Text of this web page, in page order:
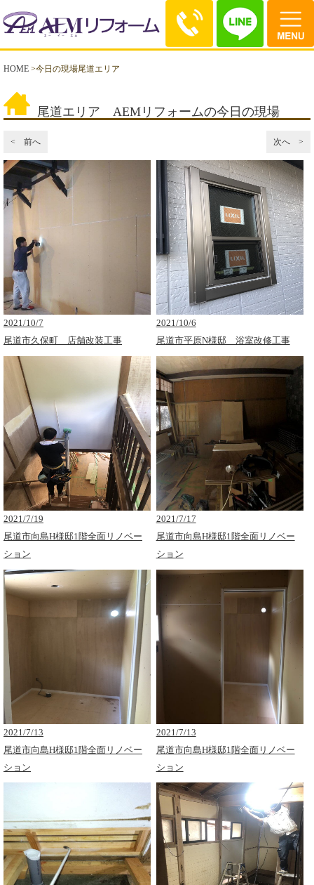
HOME >今日の現場尾道エリア
尾道エリア AEMリフォームの今日の現場
< 前へ 次へ >
2021/10/7
尾道市久保町 店舗改装工事
2021/10/6
尾道市平原N様邸 浴室改修工事
2021/7/19
尾道市向島H様邸1階全面リノベー
ション
2021/7/17
尾道市向島H様邸1階全面リノベー
ション
2021/7/13
尾道市向島H様邸1階全面リノベー
ション
2021/7/13
尾道市向島H様邸1階全面リノベー
ション